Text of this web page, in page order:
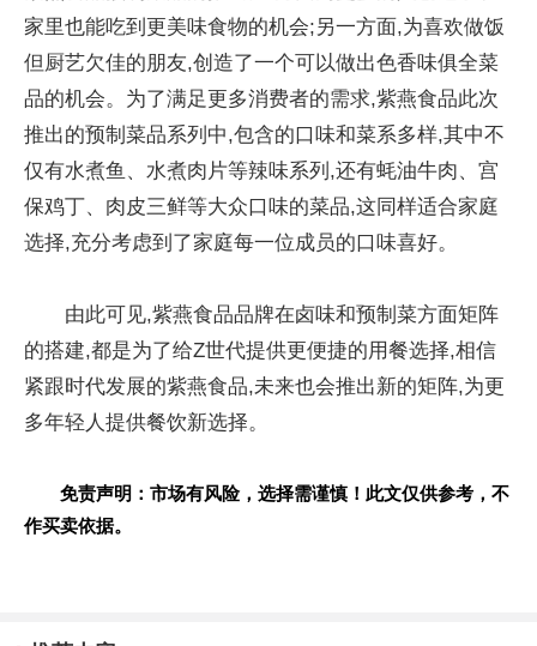
家里也能吃到更美味食物的机会;另一方面,为喜欢做饭
但厨艺欠佳的朋友,创造了一个可以做出色香味俱全菜
品的机会。为了满足更多消费者的需求,紫燕食品此次
推出的预制菜品系列中,包含的口味和菜系多样,其中不
仅有水煮鱼、水煮肉片等辣味系列,还有蚝油牛肉、宫
保鸡丁、肉皮三鲜等大众口味的菜品,这同样适合家庭
选择,充分考虑到了家庭每一位成员的口味喜好。
由此可见,紫燕食品品牌在卤味和预制菜方面矩阵
的搭建,都是为了给Z世代提供更便捷的用餐选择,相信
紧跟时代发展的紫燕食品,未来也会推出新的矩阵,为更
多年轻人提供餐饮新选择。
免责声明：市场有风险，选择需谨慎！此文仅供参考，不
作买卖依据。